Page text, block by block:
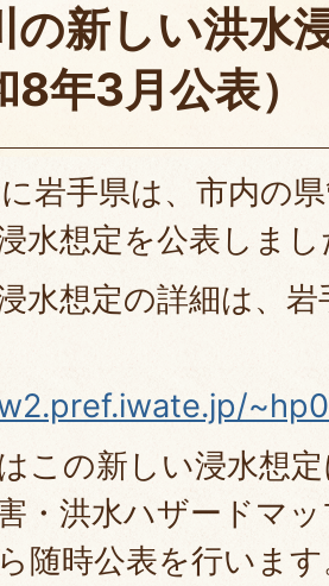
の新しい洪水
年3月公表）
岩手県は、市内の
水想定を公表しま
水想定の詳細は、
この新しい浸水想
・洪水ハザードマ
随時公表を行いま